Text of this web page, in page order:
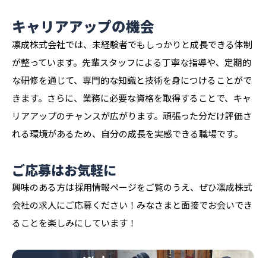
キャリアアップの機会
凛成株式会社では、未経験者でもしっかりと成長できる体制
が整っています。先輩スタッフによる丁寧な指導や、定期的
な研修を通じて、専門的な知識と技術を身につけることがで
きます。さらに、業務に必要な資格を取得することで、キャ
リアアップのチャンスが広がります。頑張った分だけ評価さ
れる環境があるため、自分の成長を実感できる職場です。
ご応募はお気軽に
興味のある方は採用情報ページをご覧のうえ、ぜひ凛成株式
会社の求人にご応募ください！みなさまと面接でお会いでき
ることを楽しみにしています！